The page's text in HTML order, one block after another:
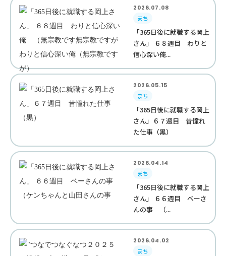
2026.07.08
まち
「365日後に就職する岡上
さん」 ６８週目 わりと
信心深い俺...
2026.05.15
まち
「365日後に就職する岡上
さん」６７週目 昔憧れ
た仕事（黒）
2026.04.14
まち
「365日後に就職する岡上
さん」 ６６週目 ベーさ
んの事 （...
2026.04.02
まち